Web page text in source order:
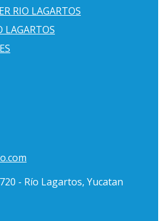
RIO LAGARTOS
LAGARTOS
- Río Lagartos, Yucatan